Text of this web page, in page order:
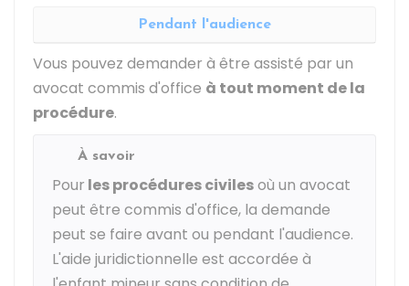
Pendant l'audience
Vous pouvez demander à être assisté par un
avocat commis d'office à tout moment de la
procédure.
À savoir
Pour lesprocédures civilesoù un avocat
peut être commis d'office, la demande
peut se faire avant ou pendant l'audience.
L'aide juridictionnelle est accordée à